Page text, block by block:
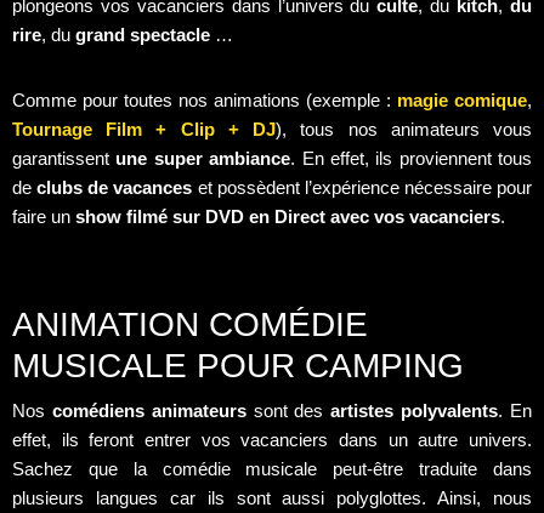
plongeons vos vacanciers dans l’univers duculte, du kitch,du
rire, du grand spectacle …
Comme pour toutes nos animations (exemple : magie comique,
Tournage Film + Clip + DJ), tous nos animateurs vous
garantissent une super ambiance. En effet, ils proviennent tous
declubs de vacances et possèdent l’expérience nécessaire pour
faire un show filmé sur DVD en Direct avec vos vacanciers.
ANIMATION COMÉDIE
MUSICALE POUR CAMPING
Nos comédiens animateurssont desartistes polyvalents. En
effet, ils feront entrer vos vacanciers dans un autre univers.
Sachez que la comédie musicale peut-être traduite dans
plusieurs langues car ils sont aussi polyglottes. Ainsi, nous